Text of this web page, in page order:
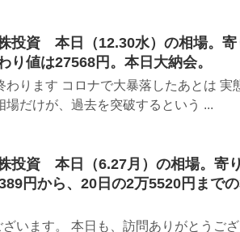
投資 本日（12.30水）の相場。寄
り値は27568円。本日大納会。
わります コロナで大暴落したあとは 実
場だけが、過去を突破するという ...
投資 本日（6.27月）の相場。寄
円から、20日の2万5520円まで
ざいます。 本日も、訪問ありがとうご